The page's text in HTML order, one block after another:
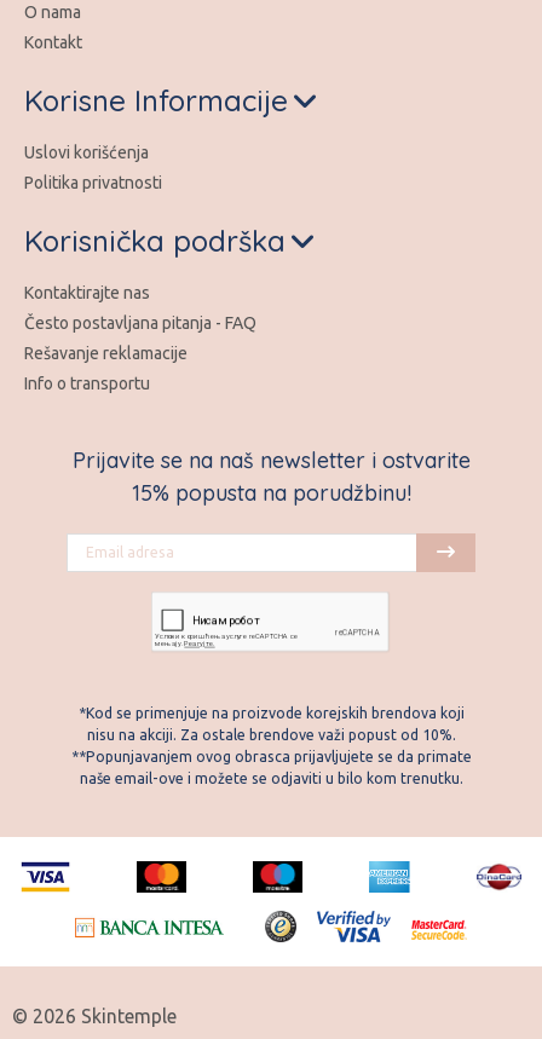
Prijavite se na naš newsletter i ostvarite
15% popusta na porudžbinu!
*Kod se primenjuje na proizvode korejskih brendova koji
nisu na akciji. Za ostale brendove važi popust od 10%.
**Popunjavanjem ovog obrasca prijavljujete se da primate
naše email-ove i možete se odjaviti u bilo kom trenutku.
O nama
Kontakt
Korisne Informacije
Uslovi korišćenja
Politika privatnosti
Korisnička podrška
Kontaktirajte nas
Često postavljana pitanja - FAQ
Rešavanje reklamacije
Info o transportu
© 2026 Skintemple